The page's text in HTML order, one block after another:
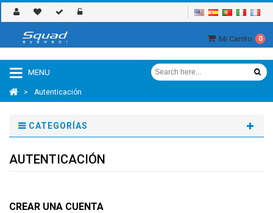
Mi Carrito 0
MENU
> Autenticación
CATEGORÍAS
AUTENTICACIÓN
CREAR UNA CUENTA